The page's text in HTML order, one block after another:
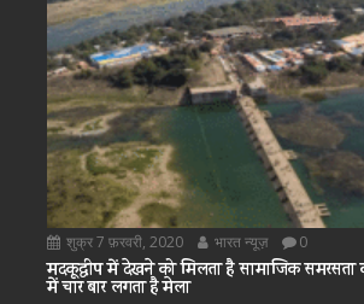
शुक्र 7 फ़रवरी, 2020 भारत न्यूज़ 0
मदकूद्वीप में देखने को मिलता है सामाजिक समरसता
में चार बार लगता है मेला